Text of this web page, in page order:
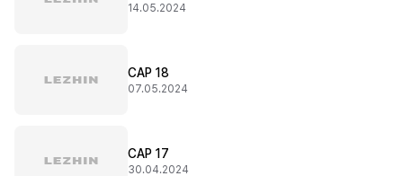
14.05.2024
CAP 18
07.05.2024
CAP 17
30.04.2024